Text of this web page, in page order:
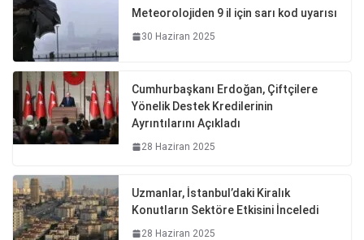
Meteorolojiden 9 il için sarı kod uyarısı
30 Haziran 2025
Cumhurbaşkanı Erdoğan, Çiftçilere
Yönelik Destek Kredilerinin
Ayrıntılarını Açıkladı
28 Haziran 2025
Uzmanlar, İstanbul’daki Kiralık
Konutların Sektöre Etkisini İnceledi
28 Haziran 2025